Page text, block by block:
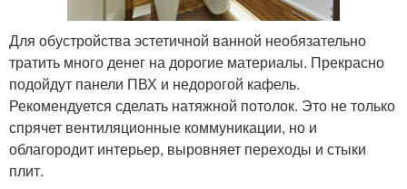
Для обустройства эстетичной ванной необязательно
тратить много денег на дорогие материалы. Прекрасно
подойдут панели ПВХ и недорогой кафель.
Рекомендуется сделать натяжной потолок. Это не только
спрячет вентиляционные коммуникации, но и
облагородит интерьер, выровняет переходы и стыки
плит.